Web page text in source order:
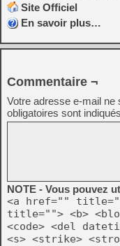
Site Officiel
En savoir plus…
Commentaire ¬
Votre adresse e-mail ne
obligatoires sont
NOTE - Vous pouvez
<a href=""
title=""> <b>
<code> <del
<s> <strike>